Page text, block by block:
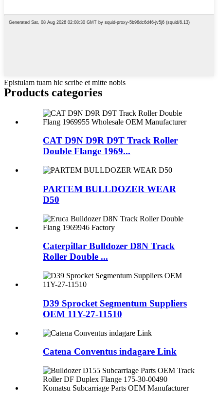
Epistulam tuam hic scribe et mitte nobis
Products categories
CAT D9N D9R D9T Track Roller
Double Flange 1969...
PARTEM BULLDOZER WEAR
D50
Caterpillar Bulldozer D8N Track
Roller Double ...
D39 Sprocket Segmentum Suppliers
OEM 11Y-27-11510
Catena Conventus indagare Link